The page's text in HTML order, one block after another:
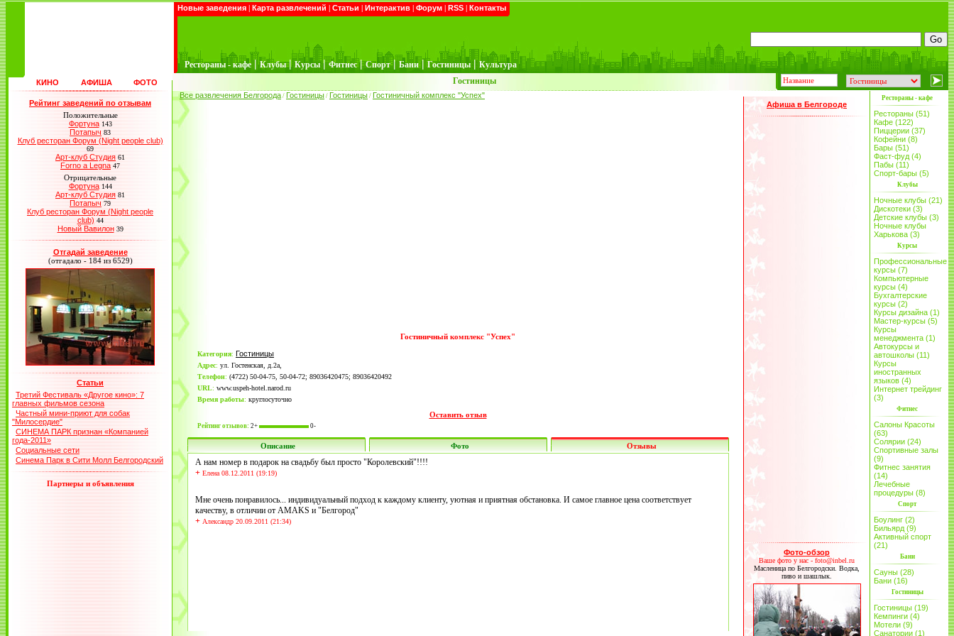
Новые заведения | Карта развлечений | Статьи | Интерактив | Форум | RSS | Контакты
Рестораны - кафе | Клубы | Курсы | Фитнес | Спорт | Бани | Гостиницы | Культура
КИНО АФИША ФОТО Гостиницы
Рейтинг заведений по отзывам
Положительные
Фортуна 143
Потапыч 83
Клуб ресторан Форум (Night people club)
69
Арт-клуб Студия 61
Forno a Legna 47
Отрицательные
Фортуна 144
Арт-клуб Студия 81
Потапыч 79
Клуб ресторан Форум (Night people
club) 44
Новый Вавилон 39
Отгадай заведение
(отгадало - 184 из 6529)
Статьи
Третий Фестиваль «Другое кино»: 7
главных фильмов сезона
Частный мини-приют для собак
"Милосердие"
СИНЕМА ПАРК признан «Компанией
года-2011»
Социальные сети
Синема Парк в Сити Молл Белгородский
Партнеры и объявления
Все развлечения Белгорода / Гостиницы / Гостиницы / Гостиничный комплекс "Успех"
Гостиничный комплекс "Успех"
Категория: Гостиницы
Адрес: ул. Гостенская, д.2а,
Телефон: (4722) 50-04-75, 50-04-72; 89036420475; 89036420492
URL: www.uspeh-hotel.narod.ru
Время работы: круглосуточно
Оставить отзыв
Рейтинг отзывов: 2+ 0-
Описание Фото Отзывы
А нам номер в подарок на свадьбу был просто "Королевский"!!!!
+Елена 08.12.2011 (19:19)
Мне очень понравилось... индивидуальный подход к каждому клиенту, уютная и приятная обстановка. И самое главное цена соответствует
качеству, в отличии от AMAKS и "Белгород"
+Александр 20.09.2011 (21:34)
Афиша в Белгороде
Фото-обзор
Ваше фото у нас - foto@inbel.ru
Масленица по Белгородски. Водка,
пиво и шашлык.
Рестораны - кафе
Рестораны (51)
Кафе (122)
Пиццерии (37)
Кофейни (8)
Бары (51)
Фаст-фуд (4)
Пабы (11)
Спорт-бары (5)
Клубы
Ночные клубы (21)
Дискотеки (3)
Детские клубы (3)
Ночные клубы
Харькова (3)
Курсы
Профессиональные
курсы (7)
Компьютерные
курсы (4)
Бухгалтерские
курсы (2)
Курсы дизайна (1)
Мастер-курсы (5)
Курсы
менеджмента (1)
Автокурсы и
автошколы (11)
Курсы
иностранных
языков (4)
Интернет трейдинг
(3)
Фитнес
Салоны Красоты
(63)
Солярии (24)
Спортивные залы
(9)
Фитнес занятия
(14)
Лечебные
процедуры (8)
Спорт
Боулинг (2)
Бильярд (9)
Активный спорт
(21)
Бани
Сауны (28)
Бани (16)
Гостиницы
Гостиницы (19)
Кемпинги (4)
Мотели (9)
Санатории (1)